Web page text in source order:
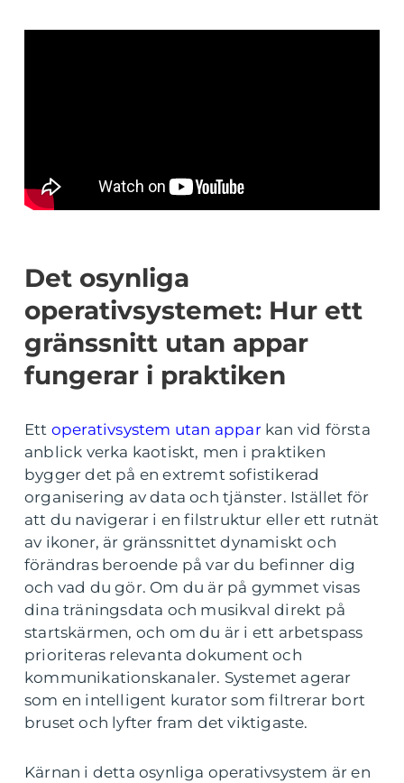
Det osynliga
operativsystemet: Hur ett
gränssnitt utan appar
fungerar i praktiken
Ett operativsystem utan apparkan vid första
anblick verka kaotiskt, men i praktiken
bygger det på en extremt sofistikerad
organisering av data och tjänster. Istället för
att du navigerar i en filstruktur eller ett rutnät
av ikoner, är gränssnittet dynamiskt och
förändras beroende på var du befinner dig
och vad du gör. Om du är på gymmet visas
dina träningsdata och musikval direkt på
startskärmen, och om du är i ett arbetspass
prioriteras relevanta dokument och
kommunikationskanaler. Systemet agerar
som en intelligent kurator som filtrerar bort
bruset och lyfter fram det viktigaste.
Kärnan i detta osynliga operativsystem är en